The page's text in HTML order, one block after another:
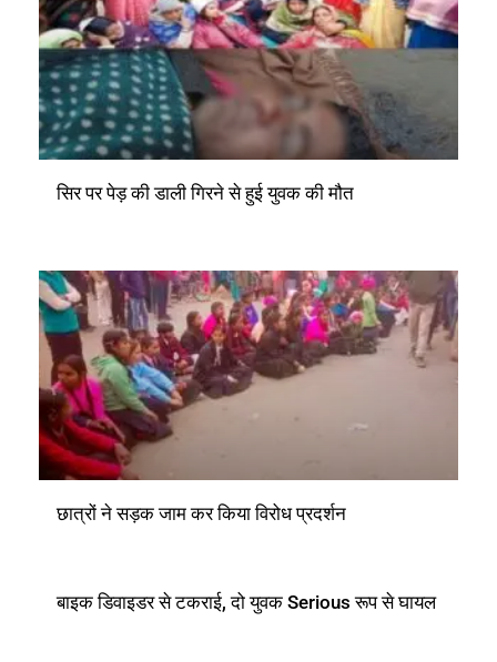
सिर पर पेड़ की डाली गिरने से हुई युवक की मौत
छात्रों ने सड़क जाम कर किया विरोध प्रदर्शन
बाइक डिवाइडर से टकराई, दो युवक Serious रूप से घायल